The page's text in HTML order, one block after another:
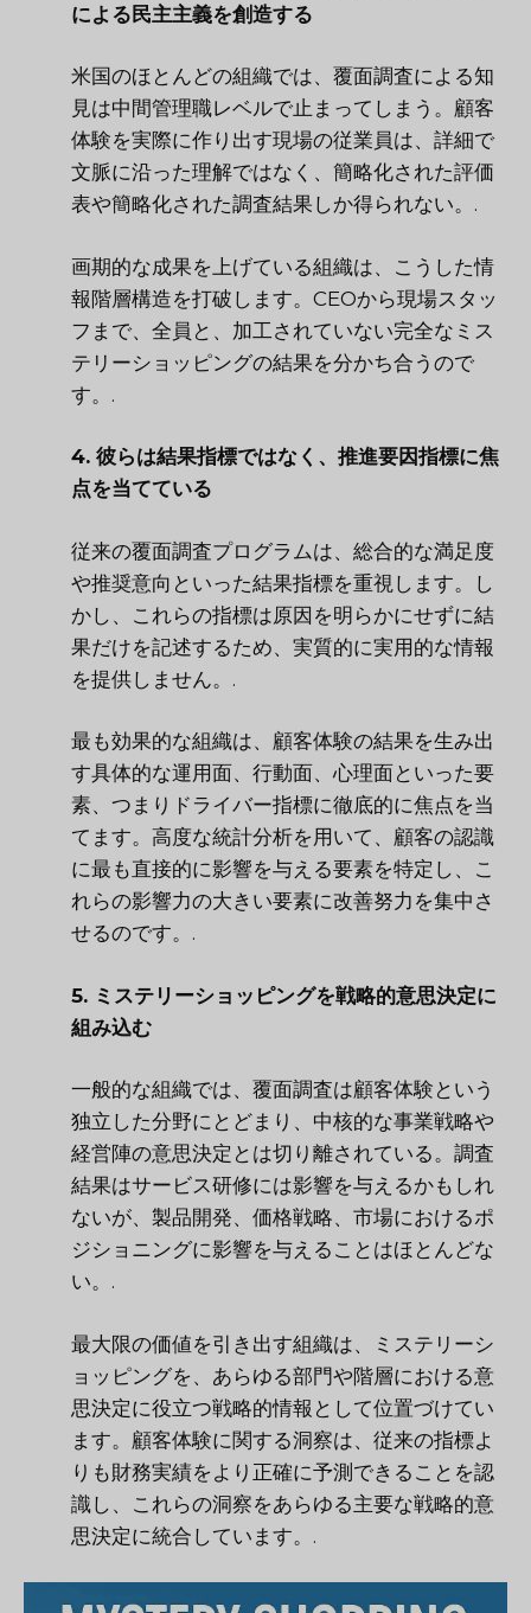
による民主主義を創造する
米国のほとんどの組織では、覆面調査による知
見は中間管理職レベルで止まってしまう。顧客
体験を実際に作り出す現場の従業員は、詳細で
文脈に沿った理解ではなく、簡略化された評価
表や簡略化された調査結果しか得られない。.
画期的な成果を上げている組織は、こうした情
報階層構造を打破します。CEOから現場スタッ
フまで、全員と、加工されていない完全なミス
テリーショッピングの結果を分かち合うので
す。.
4. 彼らは結果指標ではなく、推進要因指標に焦
点を当てている
従来の覆面調査プログラムは、総合的な満足度
や推奨意向といった結果指標を重視します。し
かし、これらの指標は原因を明らかにせずに結
果だけを記述するため、実質的に実用的な情報
を提供しません。.
最も効果的な組織は、顧客体験の結果を生み出
す具体的な運用面、行動面、心理面といった要
素、つまりドライバー指標に徹底的に焦点を当
てます。高度な統計分析を用いて、顧客の認識
に最も直接的に影響を与える要素を特定し、こ
れらの影響力の大きい要素に改善努力を集中さ
せるのです。.
5. ミステリーショッピングを戦略的意思決定に
組み込む
一般的な組織では、覆面調査は顧客体験という
独立した分野にとどまり、中核的な事業戦略や
経営陣の意思決定とは切り離されている。調査
結果はサービス研修には影響を与えるかもしれ
ないが、製品開発、価格戦略、市場におけるポ
ジショニングに影響を与えることはほとんどな
い。.
最大限の価値を引き出す組織は、ミステリーシ
ョッピングを、あらゆる部門や階層における意
思決定に役立つ戦略的情報として位置づけてい
ます。顧客体験に関する洞察は、従来の指標よ
りも財務実績をより正確に予測できることを認
識し、これらの洞察をあらゆる主要な戦略的意
思決定に統合しています。.